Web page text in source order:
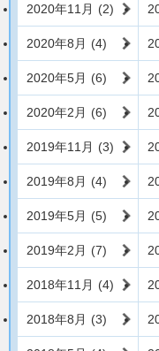
2020年11月 (2)
2020年8月 (4)
2020年5月 (6)
2020年2月 (6)
2019年11月 (3)
2019年8月 (4)
2019年5月 (5)
2019年2月 (7)
2018年11月 (4)
2018年8月 (3)